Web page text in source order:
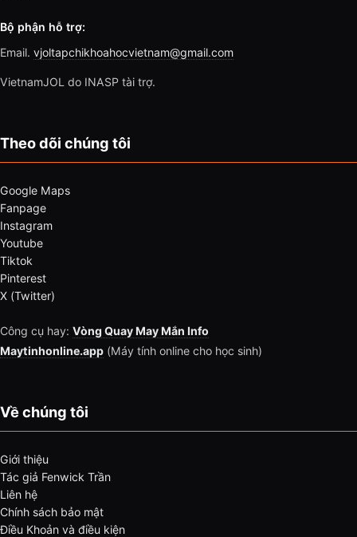
Bộ phận hỗ trợ:
Email. vjoltapchikhoahocvietnam@gmail.com
VietnamJOL do INASP tài trợ.
Theo dõi chúng tôi
Google Maps
Fanpage
Instagram
Youtube
Tiktok
Pinterest
X (Twitter)
Công cụ hay: Vòng Quay May Mắn Info
Maytinhonline.app (Máy tính online cho học sinh)
Về chúng tôi
Giới thiệu
Tác giả Fenwick Trần
Liên hệ
Chính sách bảo mật
Điều Khoản và điều kiện